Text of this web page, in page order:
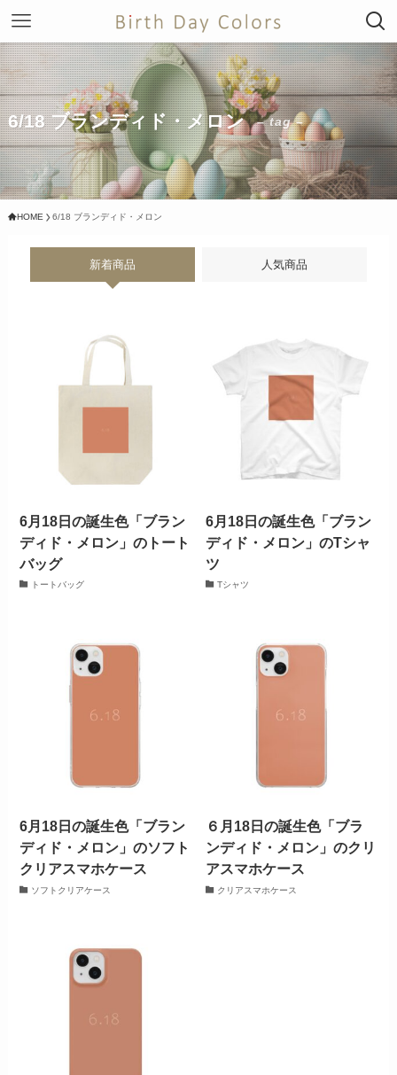
6/18 ブランディド・メロン – tag –
HOME 6/18 ブランディド・メロン
新着商品 人気商品
6月18日の誕生色「ブラン
ディド・メロン」のトート
バッグ
トートバッグ
6月18日の誕生色「ブラン
ディド・メロン」のTシャ
ツ
Tシャツ
6月18日の誕生色「ブラン
ディド・メロン」のソフト
クリアスマホケース
ソフトクリアケース
６月18日の誕生色「ブラ
ンディド・メロン」のクリ
アスマホケース
クリアスマホケース